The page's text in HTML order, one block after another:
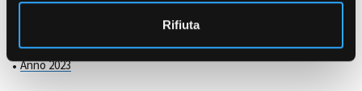
Rifiuta
Anno 2023